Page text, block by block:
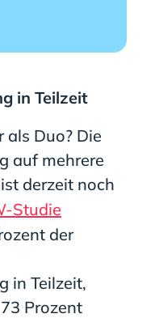
in Teilzeit
als Duo? Die
auf mehrere
derzeit noch
Studie
der
in Teilzeit,
Prozent